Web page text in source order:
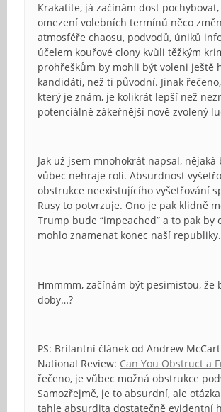
Krakatite, já začínám dost
omezení volebních termínů něco
atmosféře chaosu, podvodů, úniků
účelem kouřové clony kvůli těžkým
prohřeškům by mohli být voleni ještě
kandidáti, než ti původní. Jinak
který je znám, je kolikrát lepší než
potenciálně zákeřnější nově zvolený
Jak už jsem mnohokrát napsal, nějaká
vůbec nehraje roli. Absurdnost
obstrukce neexistujícího vyšetřování
Rusy to potvrzuje. Ono je pak klidně
Trump bude “impeached” a to pak by
mohlo znamenat konec naší republiky.
Hmmmm, začínám být pesimistou, že
doby…?
PS: Brilantní článek od Andrew
National Review: Can You Obstruct a
řečeno, je vůbec možná obstrukce
Samozřejmě, je to absurdní, ale
tahle absurdita dostatečně evidentní